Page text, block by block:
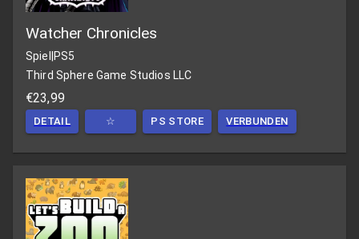
Watcher Chronicles
Spiel|PS5
Third Sphere Game Studios LLC
€23,99
DETAIL ☆ PS STORE VERBUNDEN